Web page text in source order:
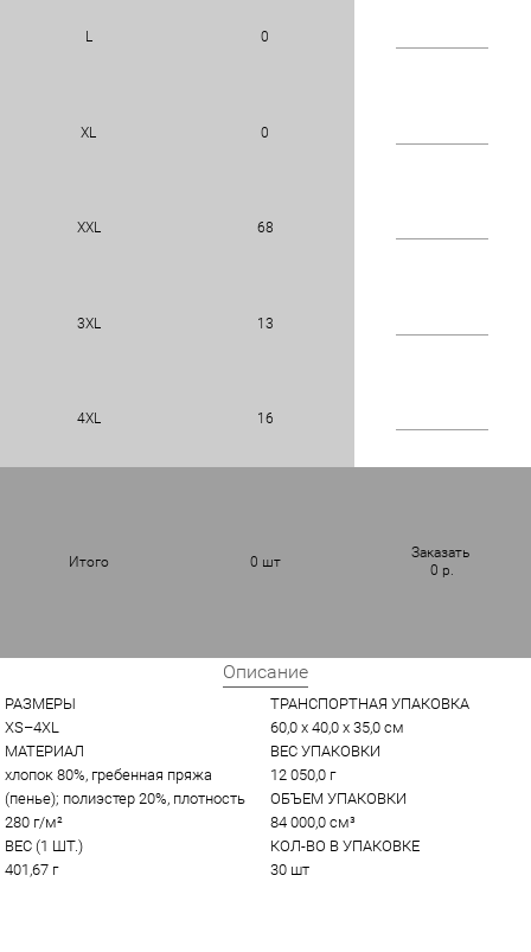
L 0
XL 0
XXL 68
3XL 13
4XL 16
Итого 0 шт
Заказать
0 р.
Описание
РАЗМЕРЫ
XS–4XL
МАТЕРИАЛ
хлопок 80%, гребенная пряжа
(пенье); полиэстер 20%, плотность
280 г/м²
ВЕС (1 ШТ.)
401,67 г
ТРАНСПОРТНАЯ УПАКОВКА
60,0 x 40,0 x 35,0 см
ВЕС УПАКОВКИ
12 050,0 г
ОБЪЕМ УПАКОВКИ
84 000,0 см³
КОЛ-ВО В УПАКОВКЕ
30 шт